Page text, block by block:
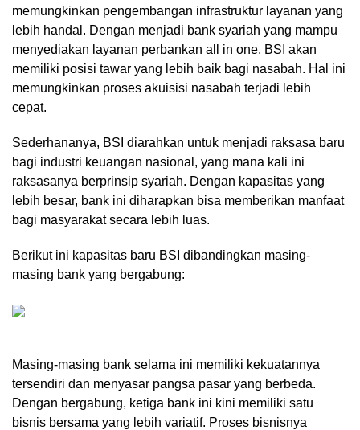
memungkinkan pengembangan infrastruktur layanan yang
lebih handal. Dengan menjadi bank syariah yang mampu
menyediakan layanan perbankan all in one, BSI akan
memiliki posisi tawar yang lebih baik bagi nasabah. Hal ini
memungkinkan proses akuisisi nasabah terjadi lebih
cepat.
Sederhananya, BSI diarahkan untuk menjadi raksasa baru
bagi industri keuangan nasional, yang mana kali ini
raksasanya berprinsip syariah. Dengan kapasitas yang
lebih besar, bank ini diharapkan bisa memberikan manfaat
bagi masyarakat secara lebih luas.
Berikut ini kapasitas baru BSI dibandingkan masing-
masing bank yang bergabung:
Masing-masing bank selama ini memiliki kekuatannya
tersendiri dan menyasar pangsa pasar yang berbeda.
Dengan bergabung, ketiga bank ini kini memiliki satu
bisnis bersama yang lebih variatif. Proses bisnisnya